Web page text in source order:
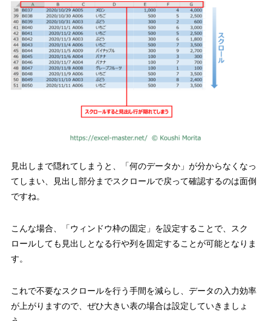
見出しまで隠れてしまうと、「何のデータか」が分からなくなっ
てしまい、見出し部分までスクロールで戻って確認するのは面倒
ですね。
こんな場合、
「ウィンドウ枠の固定」を設定することで、スク
ロールしても見出しとなる行や列を固定することが可能となりま
す。
これで不要なスクロールを行う手間を減らし、データの入力効率
が上がりますので、ぜひ大きい表の場合は設定していきましょ